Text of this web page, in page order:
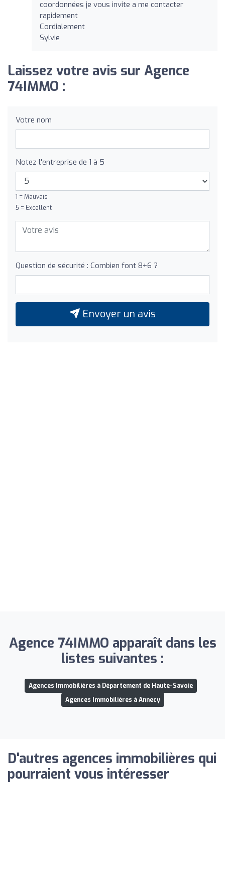
coordonnées je vous invite a me contacter
rapidement
Cordialement
Sylvie
Laissez votre avis sur Agence
74IMMO :
Votre nom
Notez l'entreprise de 1 à 5
1 = Mauvais
5 = Excellent
Question de sécurité : Combien font 8+6 ?
Envoyer un avis
Agence 74IMMO apparaît dans les
listes suivantes :
Agences Immobilières à Département de Haute-Savoie
Agences Immobilières à Annecy
D'autres agences immobilières qui
pourraient vous intéresser